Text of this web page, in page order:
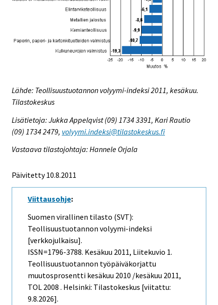
Lähde: Teollisuustuotannon volyymi-indeksi 2011, kesäkuu.
Tilastokeskus
Lisätietoja: Jukka Appelqvist (09) 1734 3391, Kari Rautio
(09) 1734 2479, volyymi.indeksi@tilastokeskus.fi
Vastaava tilastojohtaja: Hannele Orjala
Päivitetty 10.8.2011
Viittausohje:
Suomen virallinen tilasto (SVT):
Teollisuustuotannon volyymi-indeksi
[verkkojulkaisu].
ISSN=1796-3788. Kesäkuu 2011, Liitekuvio 1.
Teollisuustuotannon työpäiväkorjattu
muutosprosentti kesäkuu 2010 /kesäkuu 2011,
TOL 2008 . Helsinki: Tilastokeskus [viitattu:
9.8.2026].